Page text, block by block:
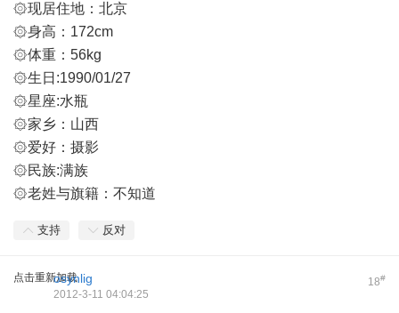
۞现居住地：北京
۞身高：172cm
۞体重：56kg
۞生日:1990/01/27
۞星座:水瓶
۞家乡：山西
۞爱好：摄影
۞民族:满族
۞老姓与旗籍：不知道
支持 反对
点击重新加载 18#
osynlig
2012-3-11 04:04:25